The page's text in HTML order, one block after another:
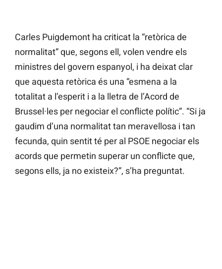
Carles Puigdemont ha criticat la “retòrica de
normalitat” que, segons ell, volen vendre els
ministres del govern espanyol, i ha deixat clar
que aquesta retòrica és una “esmena a la
totalitat a l’esperit i a la lletra de l’Acord de
Brussel·les per negociar el conflicte polític”. “Si ja
gaudim d’una normalitat tan meravellosa i tan
fecunda, quin sentit té per al PSOE negociar els
acords que permetin superar un conflicte que,
segons ells, ja no existeix?”, s’ha preguntat.